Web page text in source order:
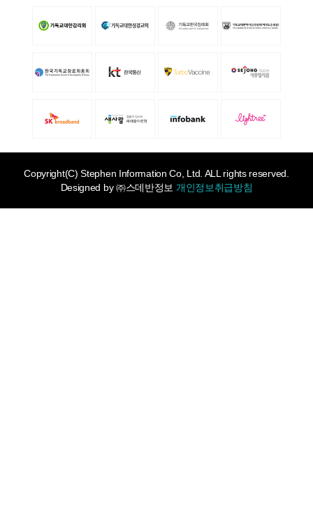
Copyright(C) Stephen Information Co, Ltd. ALL rights reserved.
Designed by㈜스데반정보 개인정보취급방침